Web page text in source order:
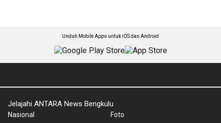
Unduh Mobile Apps untuk iOS dan Android
Jelajahi ANTARA News Bengkulu
Nasional
Foto